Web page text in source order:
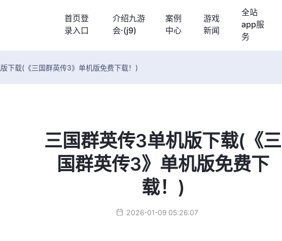
首页登
录入口
介绍九游
会·(j9)
案例
中心
游戏
新闻
全站
app服
务
下载(《三国群英传3》单机版免费下载！)
三国群英传3单机版下载(《三
国群英传3》单机版免费下
载！)
2026-01-09 05:26:07